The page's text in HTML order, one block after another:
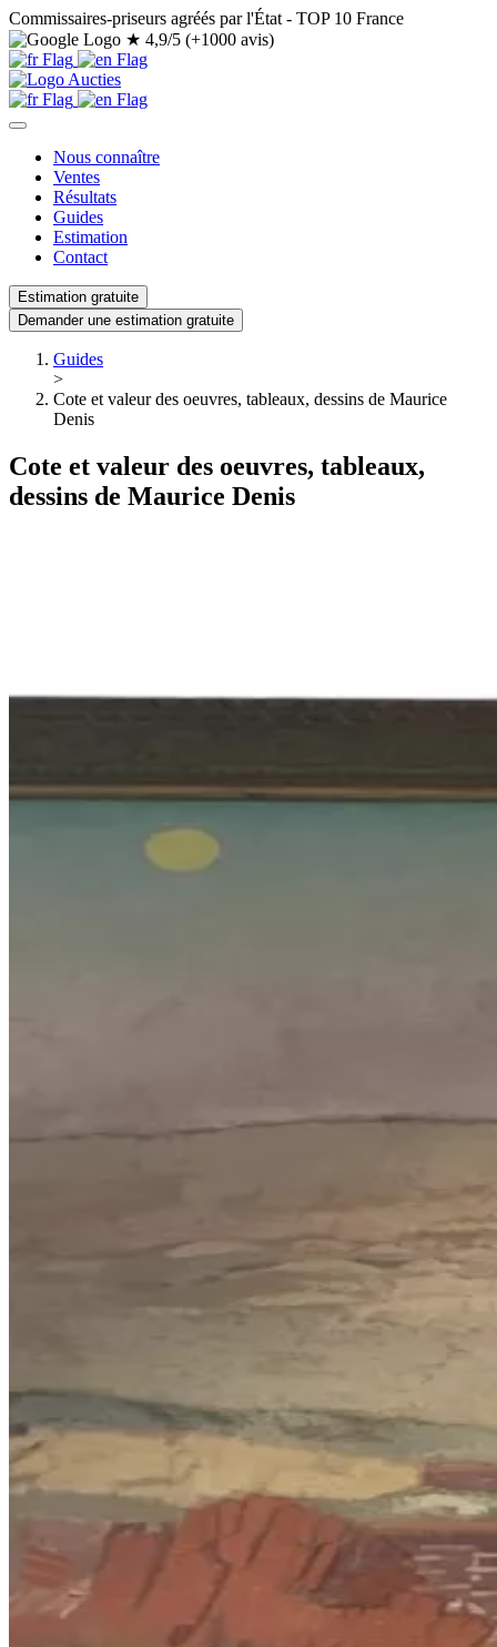
Commissaires-priseurs agréés par l'État - TOP 10 France
★ 4,9/5 (+1000 avis)
Nous connaître
Ventes
Résultats
Guides
Estimation
Contact
Estimation gratuite
Demander une estimation gratuite
Guides
>
Cote et valeur des oeuvres, tableaux, dessins de Maurice
Denis
Cote et valeur des oeuvres, tableaux,
dessins de Maurice Denis